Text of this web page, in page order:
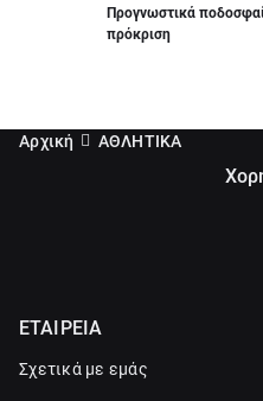
Προγνωστικά
πρόκριση
Αρχική ΑΘΛΗΤΙΚΑ
ΕΤΑΙΡΕΙΑ
Σχετικά με εμάς